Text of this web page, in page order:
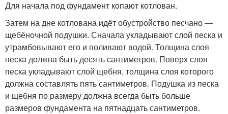
Для начала под фундамент копают котлован.
Затем на дне котлована идёт обустройство песчано —
щебёночной подушки. Сначала укладывают слой песка и
утрамбовывают его и поливают водой. Толщина слоя
песка должна быть десять сантиметров. Поверх слоя
песка укладывают слой щебня, толщина слоя которого
должна составлять пять сантиметров. Подушка из песка
и щебня по размеру должна всегда быть больше
размеров фундамента на пятнадцать сантиметров.